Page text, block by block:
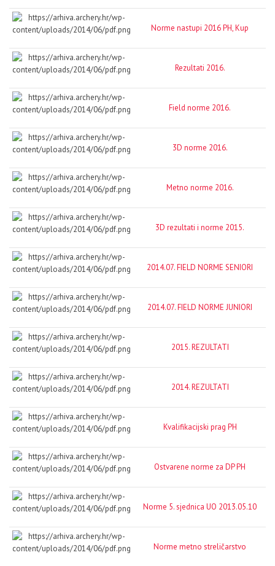
Norme nastupi 2016 PH, Kup
Rezultati 2016.
Field norme 2016.
3D norme 2016.
Metno norme 2016.
3D rezultati i norme 2015.
2014.07. FIELD NORME SENIORI
2014.07. FIELD NORME JUNIORI
2015. REZULTATI
2014. REZULTATI
Kvalifikacijski prag PH
Ostvarene norme za DP PH
Norme 5. sjednica UO 2013.05.10
Norme metno streličarstvo